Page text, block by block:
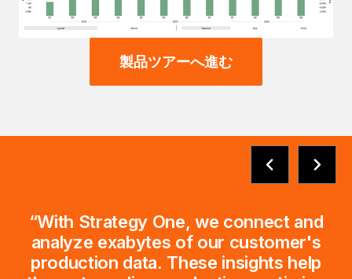
製品ツアーへ進む
“With Strategy One, we connect and
analyze exabytes of our customer's
production data. These insights help